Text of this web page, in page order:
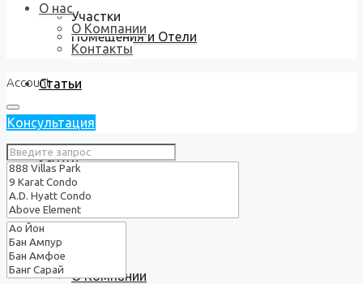
Участки
Помещения и Отели
Статьи
Услуги
О нас
О Компании
О нас
О Компании
Контакты
Account
Консультация